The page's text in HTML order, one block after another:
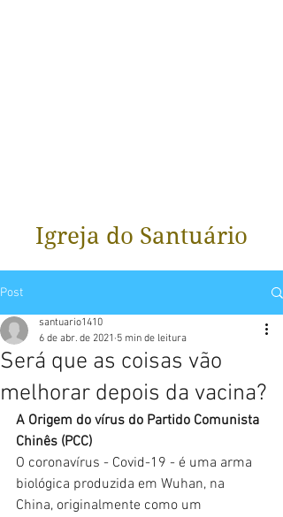
Igreja do Santuário
Post
Será que as coisas vão
melhorar depois da vacina?
santuario1410
6 de abr. de 2021 5 min de leitura
A Origem do vírus do Partido Comunista
Chinês (PCC)
O coronavírus - Covid-19 - é uma arma
biológica produzida em Wuhan, na
China, originalmente como um